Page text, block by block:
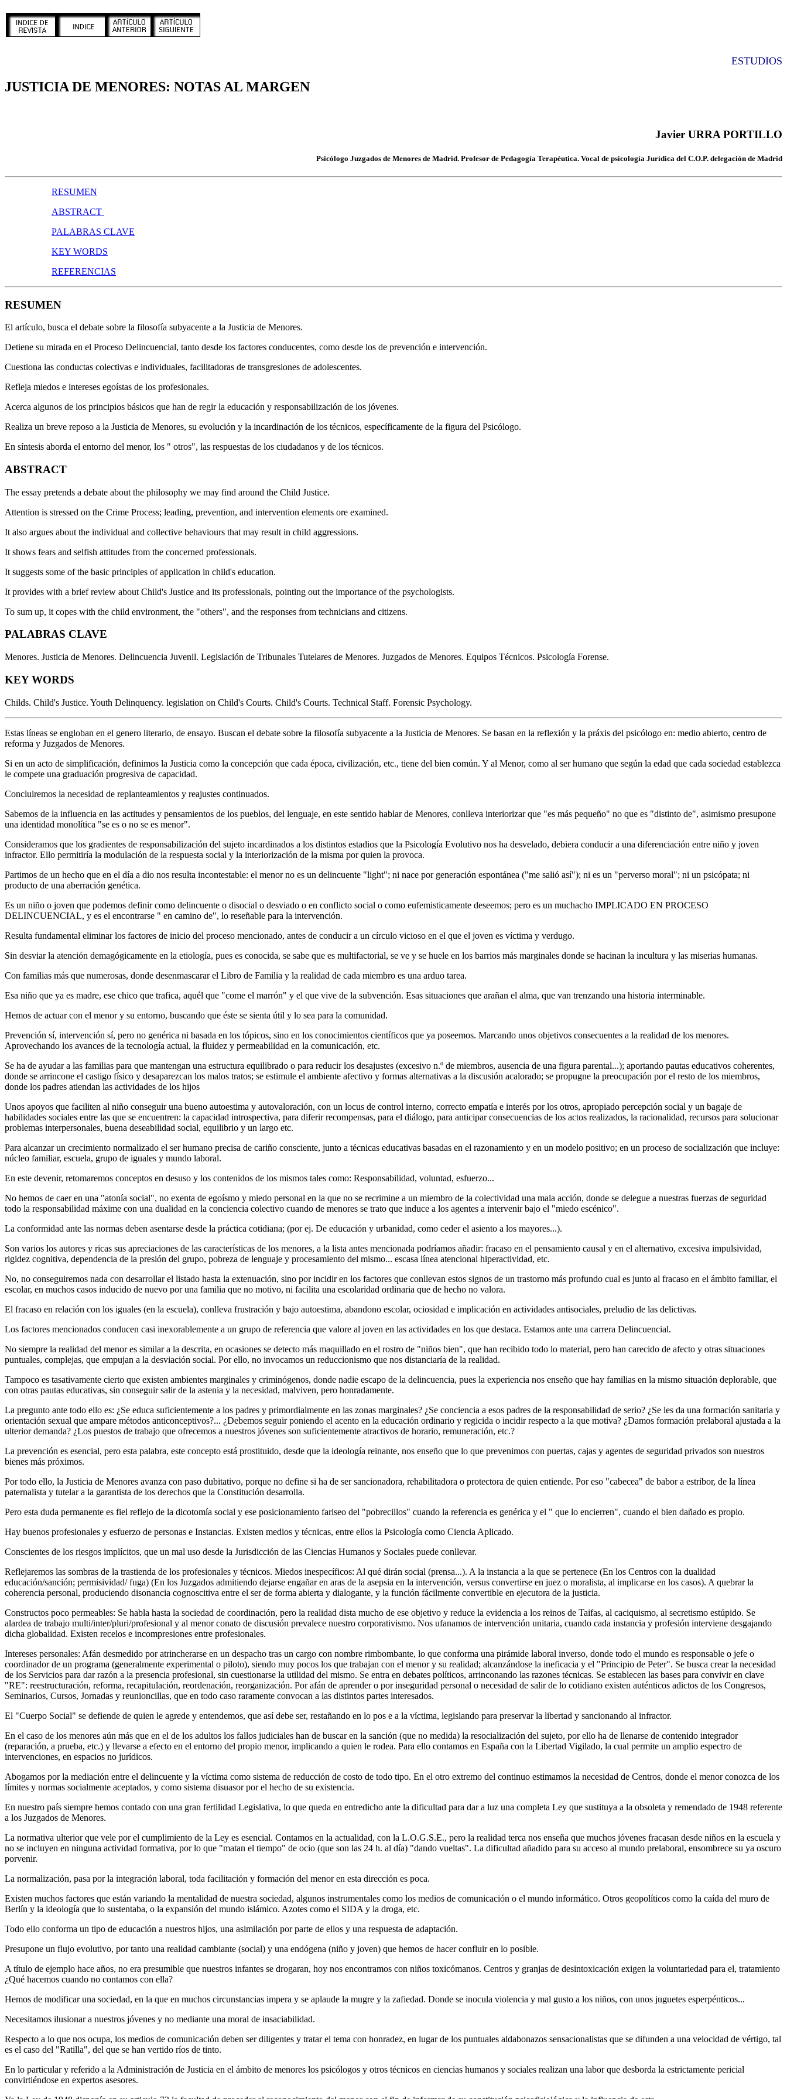
ESTUDIOS
JUSTICIA DE MENORES: NOTAS AL MARGEN
Javier URRA PORTILLO
Psicólogo Juzgados de Menores de Madrid. Profesor de Pedagogía Terapéutica. Vocal de psicología Jurídica del C.O.P. delegación de Madrid
RESUMEN
ABSTRACT
PALABRAS CLAVE
KEY WORDS
REFERENCIAS
RESUMEN
El artículo, busca el debate sobre la filosofía subyacente a la Justicia de Menores.
Detiene su mirada en el Proceso Delincuencial, tanto desde los factores conducentes, como desde los de prevención e intervención.
Cuestiona las conductas colectivas e individuales, facilitadoras de transgresiones de adolescentes.
Refleja miedos e intereses egoístas de los profesionales.
Acerca algunos de los principios básicos que han de regir la educación y responsabilización de los jóvenes.
Realiza un breve reposo a la Justicia de Menores, su evolución y la incardinación de los técnicos, específicamente de la figura del Psicólogo.
En síntesis aborda el entorno del menor, los " otros", las respuestas de los ciudadanos y de los técnicos.
ABSTRACT
The essay pretends a debate about the philosophy we may find around the Child Justice.
Attention is stressed on the Crime Process; leading, prevention, and intervention elements ore examined.
It also argues about the individual and collective behaviours that may result in child aggressions.
It shows fears and selfish attitudes from the concerned professionals.
It suggests some of the basic principles of application in child's education.
It provides with a brief review about Child's Justice and its professionals, pointing out the importance of the psychologists.
To sum up, it copes with the child environment, the "others", and the responses from technicians and citizens.
PALABRAS CLAVE
Menores. Justicia de Menores. Delincuencia Juvenil. Legislación de Tribunales Tutelares de Menores. Juzgados de Menores. Equipos Técnicos. Psicología Forense.
KEY WORDS
Childs. Child's Justice. Youth Delinquency. legislation on Child's Courts. Child's Courts. Technical Staff. Forensic Psychology.
Estas líneas se engloban en el genero literario, de ensayo. Buscan el debate sobre la filosofía subyacente a la Justicia de Menores. Se basan en la reflexión y la práxis del psicólogo en: medio abierto, centro de
reforma y Juzgados de Menores.
Si en un acto de simplificación, definimos la Justicia como la concepción que cada época, civilización, etc., tiene del bien común. Y al Menor, como al ser humano que según la edad que cada sociedad establezca
le compete una graduación progresiva de capacidad.
Concluiremos la necesidad de replanteamientos y reajustes continuados.
Sabemos de la influencia en las actitudes y pensamientos de los pueblos, del lenguaje, en este sentido hablar de Menores, conlleva interiorizar que "es más pequeño" no que es "distinto de", asimismo presupone
una identidad monolítica "se es o no se es menor".
Consideramos que los gradientes de responsabilización del sujeto incardinados a los distintos estadios que la Psicología Evolutivo nos ha desvelado, debiera conducir a una diferenciación entre niño y joven
infractor. Ello permitiría la modulación de la respuesta social y la interiorización de la misma por quien la provoca.
Partimos de un hecho que en el día a dio nos resulta incontestable: el menor no es un delincuente "light"; ni nace por generación espontánea ("me salió así"); ni es un "perverso moral"; ni un psicópata; ni
producto de una aberración genética.
Es un niño o joven que podemos definir como delincuente o disocial o desviado o en conflicto social o como eufemisticamente deseemos; pero es un muchacho IMPLICADO EN PROCESO
DELINCUENCIAL, y es el encontrarse " en camino de", lo reseñable para la intervención.
Resulta fundamental eliminar los factores de inicio del proceso mencionado, antes de conducir a un círculo vicioso en el que el joven es víctima y verdugo.
Sin desviar la atención demagógicamente en la etiología, pues es conocida, se sabe que es multifactorial, se ve y se huele en los barrios más marginales donde se hacinan la incultura y las miserias humanas.
Con familias más que numerosas, donde desenmascarar el Libro de Familia y la realidad de cada miembro es una arduo tarea.
Esa niño que ya es madre, ese chico que trafica, aquél que "come el marrón" y el que vive de la subvención. Esas situaciones que arañan el alma, que van trenzando una historia interminable.
Hemos de actuar con el menor y su entorno, buscando que éste se sienta útil y lo sea para la comunidad.
Prevención sí, intervención sí, pero no genérica ni basada en los tópicos, sino en los conocimientos científicos que ya poseemos. Marcando unos objetivos consecuentes a la realidad de los menores.
Aprovechando los avances de la tecnología actual, la fluidez y permeabilidad en la comunicación, etc.
Se ha de ayudar a las familias para que mantengan una estructura equilibrado o para reducir los desajustes (excesivo n.º de miembros, ausencia de una figura parental...); aportando pautas educativos coherentes,
donde se arrincone el castigo físico y desaparezcan los malos tratos; se estimule el ambiente afectivo y formas alternativas a la discusión acalorado; se propugne la preocupación por el resto de los miembros,
donde los padres atiendan las actividades de los hijos
Unos apoyos que faciliten al niño conseguir una bueno autoestima y autovaloración, con un locus de control interno, correcto empatía e interés por los otros, apropiado percepción social y un bagaje de
habilidades sociales entre las que se encuentren: la capacidad introspectiva, para diferir recompensas, para el diálogo, para anticipar consecuencias de los actos realizados, la racionalidad, recursos para solucionar
problemas interpersonales, buena deseabilidad social, equilibrio y un largo etc.
Para alcanzar un crecimiento normalizado el ser humano precisa de cariño consciente, junto a técnicas educativas basadas en el razonamiento y en un modelo positivo; en un proceso de socialización que incluye:
núcleo familiar, escuela, grupo de iguales y mundo laboral.
En este devenir, retomaremos conceptos en desuso y los contenidos de los mismos tales como: Responsabilidad, voluntad, esfuerzo...
No hemos de caer en una "atonía social", no exenta de egoísmo y miedo personal en la que no se recrimine a un miembro de la colectividad una mala acción, donde se delegue a nuestras fuerzas de seguridad
todo la responsabilidad máxime con una dualidad en la conciencia colectivo cuando de menores se trato que induce a los agentes a intervenir bajo el "miedo escénico".
La conformidad ante las normas deben asentarse desde la práctica cotidiana; (por ej. De educación y urbanidad, como ceder el asiento a los mayores...).
Son varios los autores y ricas sus apreciaciones de las características de los menores, a la lista antes mencionada podríamos añadir: fracaso en el pensamiento causal y en el alternativo, excesiva impulsividad,
rigidez cognitiva, dependencia de la presión del grupo, pobreza de lenguaje y procesamiento del mismo... escasa línea atencional hiperactividad, etc.
No, no conseguiremos nada con desarrollar el listado hasta la extenuación, sino por incidir en los factores que conllevan estos signos de un trastorno más profundo cual es junto al fracaso en el ámbito familiar, el
escolar, en muchos casos inducido de nuevo por una familia que no motivo, ni facilita una escolaridad ordinaria que de hecho no valora.
El fracaso en relación con los iguales (en la escuela), conlleva frustración y bajo autoestima, abandono escolar, ociosidad e implicación en actividades antisociales, preludio de las delictivas.
Los factores mencionados conducen casi inexorablemente a un grupo de referencia que valore al joven en las actividades en los que destaca. Estamos ante una carrera Delincuencial.
No siempre la realidad del menor es similar a la descrita, en ocasiones se detecto más maquillado en el rostro de "niños bien", que han recibido todo lo material, pero han carecido de afecto y otras situaciones
puntuales, complejas, que empujan a la desviación social. Por ello, no invocamos un reduccionismo que nos distanciaría de la realidad.
Tampoco es tasativamente cierto que existen ambientes marginales y criminógenos, donde nadie escapo de la delincuencia, pues la experiencia nos enseño que hay familias en la mismo situación deplorable, que
con otras pautas educativas, sin conseguir salir de la astenia y la necesidad, malviven, pero honradamente.
La pregunto ante todo ello es: ¿Se educa suficientemente a los padres y primordialmente en las zonas marginales? ¿Se conciencia a esos padres de la responsabilidad de serio? ¿Se les da una formación sanitaria y
orientación sexual que ampare métodos anticonceptivos?... ¿Debemos seguir poniendo el acento en la educación ordinario y regicida o incidir respecto a la que motiva? ¿Damos formación prelaboral ajustada a la
ulterior demanda? ¿Los puestos de trabajo que ofrecemos a nuestros jóvenes son suficientemente atractivos de horario, remuneración, etc.?
La prevención es esencial, pero esta palabra, este concepto está prostituido, desde que la ideología reinante, nos enseño que lo que prevenimos con puertas, cajas y agentes de seguridad privados son nuestros
bienes más próximos.
Por todo ello, la Justicia de Menores avanza con paso dubitativo, porque no define si ha de ser sancionadora, rehabilitadora o protectora de quien entiende. Por eso "cabecea" de babor a estribor, de la línea
paternalista y tutelar a la garantista de los derechos que la Constitución desarrolla.
Pero esta duda permanente es fiel reflejo de la dicotomía social y ese posicionamiento fariseo del "pobrecillos" cuando la referencia es genérica y el " que lo encierren", cuando el bien dañado es propio.
Hay buenos profesionales y esfuerzo de personas e Instancias. Existen medios y técnicas, entre ellos la Psicología como Ciencia Aplicado.
Conscientes de los riesgos implícitos, que un mal uso desde la Jurisdicción de las Ciencias Humanos y Sociales puede conllevar.
Reflejaremos las sombras de la trastienda de los profesionales y técnicos. Miedos inespecíficos: Al qué dirán social (prensa...). A la instancia a la que se pertenece (En los Centros con la dualidad
educación/sanción; permisividad/ fuga) (En los Juzgados admitiendo dejarse engañar en aras de la asepsia en la intervención, versus convertirse en juez o moralista, al implicarse en los casos). A quebrar la
coherencia personal, produciendo disonancia cognoscitiva entre el ser de forma abierta y dialogante, y la función fácilmente convertible en ejecutora de la justicia.
Constructos poco permeables: Se habla hasta la sociedad de coordinación, pero la realidad dista mucho de ese objetivo y reduce la evidencia a los reinos de Taifas, al caciquismo, al secretismo estúpido. Se
alardea de trabajo multi/inter/pluri/profesional y al menor conato de discusión prevalece nuestro corporativismo. Nos ufanamos de intervención unitaria, cuando cada instancia y profesión interviene desgajando
dicha globalidad. Existen recelos e incompresiones entre profesionales.
Intereses personales: Afán desmedido por atrincherarse en un despacho tras un cargo con nombre rimbombante, lo que conforma una pirámide laboral inverso, donde todo el mundo es responsable o jefe o
coordinador de un programa (generalmente experimental o piloto), siendo muy pocos los que trabajan con el menor y su realidad; alcanzándose la ineficacia y el "Principio de Peter". Se busca crear la necesidad
de los Servicios para dar razón a la presencia profesional, sin cuestionarse la utilidad del mismo. Se entra en debates políticos, arrinconando las razones técnicas. Se establecen las bases para convivir en clave
"RE": reestructuración, reforma, recapitulación, reordenación, reorganización. Por afán de aprender o por inseguridad personal o necesidad de salir de lo cotidiano existen auténticos adictos de los Congresos,
Seminarios, Cursos, Jornadas y reunioncillas, que en todo caso raramente convocan a las distintos partes interesados.
El "Cuerpo Social" se defiende de quien le agrede y entendemos, que así debe ser, restañando en lo pos e a la víctima, legislando para preservar la libertad y sancionando al infractor.
En el caso de los menores aún más que en el de los adultos los fallos judiciales han de buscar en la sanción (que no medida) la resocialización del sujeto, por ello ha de llenarse de contenido integrador
(reparación, a prueba, etc.) y llevarse a efecto en el entorno del propio menor, implicando a quien le rodea. Para ello contamos en España con la Libertad Vigilado, la cual permite un amplio espectro de
intervenciones, en espacios no jurídicos.
Abogamos por la mediación entre el delincuente y la víctima como sistema de reducción de costo de todo tipo. En el otro extremo del continuo estimamos la necesidad de Centros, donde el menor conozca de los
límites y normas socialmente aceptados, y como sistema disuasor por el hecho de su existencia.
En nuestro país siempre hemos contado con una gran fertilidad Legislativa, lo que queda en entredicho ante la dificultad para dar a luz una completa Ley que sustituya a la obsoleta y remendado de 1948 referente
a los Juzgados de Menores.
La normativa ulterior que vele por el cumplimiento de la Ley es esencial. Contamos en la actualidad, con la L.O.G.S.E., pero la realidad terca nos enseña que muchos jóvenes fracasan desde niños en la escuela y
no se incluyen en ninguna actividad formativa, por lo que "matan el tiempo" de ocio (que son las 24 h. al día) "dando vueltas". La dificultad añadido para su acceso al mundo prelaboral, ensombrece su ya oscuro
porvenir.
La normalización, pasa por la integración laboral, toda facilitación y formación del menor en esta dirección es poca.
Existen muchos factores que están variando la mentalidad de nuestra sociedad, algunos instrumentales como los medios de comunicación o el mundo informático. Otros geopolíticos como la caída del muro de
Berlín y la ideología que lo sustentaba, o la expansión del mundo islámico. Azotes como el SIDA y la droga, etc.
Todo ello conforma un tipo de educación a nuestros hijos, una asimilación por parte de ellos y una respuesta de adaptación.
Presupone un flujo evolutivo, por tanto una realidad cambiante (social) y una endógena (niño y joven) que hemos de hacer confluir en lo posible.
A título de ejemplo hace años, no era presumible que nuestros infantes se drogaran, hoy nos encontramos con niños toxicómanos. Centros y granjas de desintoxicación exigen la voluntariedad para el, tratamiento
¿Qué hacemos cuando no contamos con ella?
Hemos de modificar una sociedad, en la que en muchos circunstancias impera y se aplaude la mugre y la zafiedad. Donde se inocula violencia y mal gusto a los niños, con unos juguetes esperpénticos...
Necesitamos ilusionar a nuestros jóvenes y no mediante una moral de insaciabilidad.
Respecto a lo que nos ocupa, los medios de comunicación deben ser diligentes y tratar el tema con honradez, en lugar de los puntuales aldabonazos sensacionalistas que se difunden a una velocidad de vértigo, tal
es el caso del "Ratilla", del que se han vertido ríos de tinto.
En lo particular y referido a la Administración de Justicia en el ámbito de menores los psicólogos y otros técnicos en ciencias humanos y sociales realizan una labor que desborda la estrictamente pericial
convirtiéndose en expertos asesores.